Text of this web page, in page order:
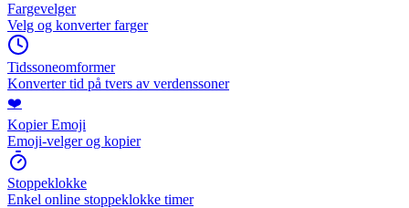
Fargevelger
Velg og konverter farger
Tidssoneomformer
Konverter tid på tvers av verdenssoner
❤️
Kopier Emoji
Emoji-velger og kopier
Stoppeklokke
Enkel online stoppeklokke timer